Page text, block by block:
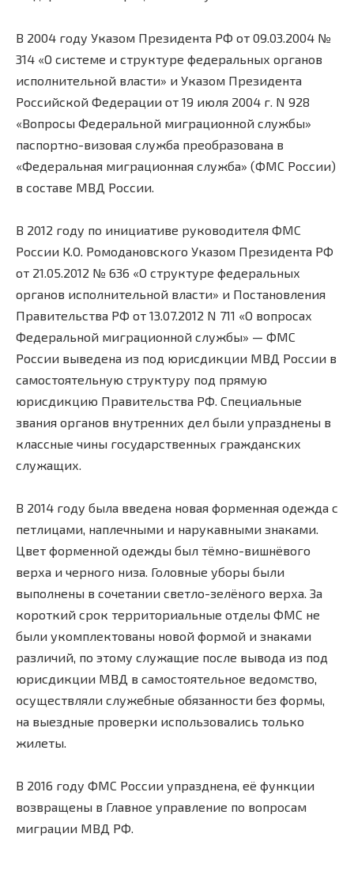
В 2004 году Указом Президента РФ от 09.03.2004 №
314 «О системе и структуре федеральных органов
исполнительной власти» и Указом Президента
Российской Федерации от 19 июля 2004 г. N 928
«Вопросы Федеральной миграционной службы»
паспортно-визовая служба преобразована в
«Федеральная миграционная служба» (ФМС России)
в составе МВД России.
В 2012 году по инициативе руководителя ФМС
России К.О. Ромодановского Указом Президента РФ
от 21.05.2012 № 636 «О структуре федеральных
органов исполнительной власти» и Постановления
Правительства РФ от 13.07.2012 N 711 «О вопросах
Федеральной миграционной службы» — ФМС
России выведена из под юрисдикции МВД России в
самостоятельную структуру под прямую
юрисдикцию Правительства РФ. Специальные
звания органов внутренних дел были упразднены в
классные чины государственных гражданских
служащих.
В 2014 году была введена новая форменная одежда с
петлицами, наплечными и нарукавными знаками.
Цвет форменной одежды был тёмно-вишнёвого
верха и черного низа. Головные уборы были
выполнены в сочетании светло-зелёного верха. За
короткий срок территориальные отделы ФМС не
были укомплектованы новой формой и знаками
различий, по этому служащие после вывода из под
юрисдикции МВД в самостоятельное ведомство,
осуществляли служебные обязанности без формы,
на выездные проверки использовались только
жилеты.
В 2016 году ФМС России упразднена, её функции
возвращены в Главное управление по вопросам
миграции МВД РФ.